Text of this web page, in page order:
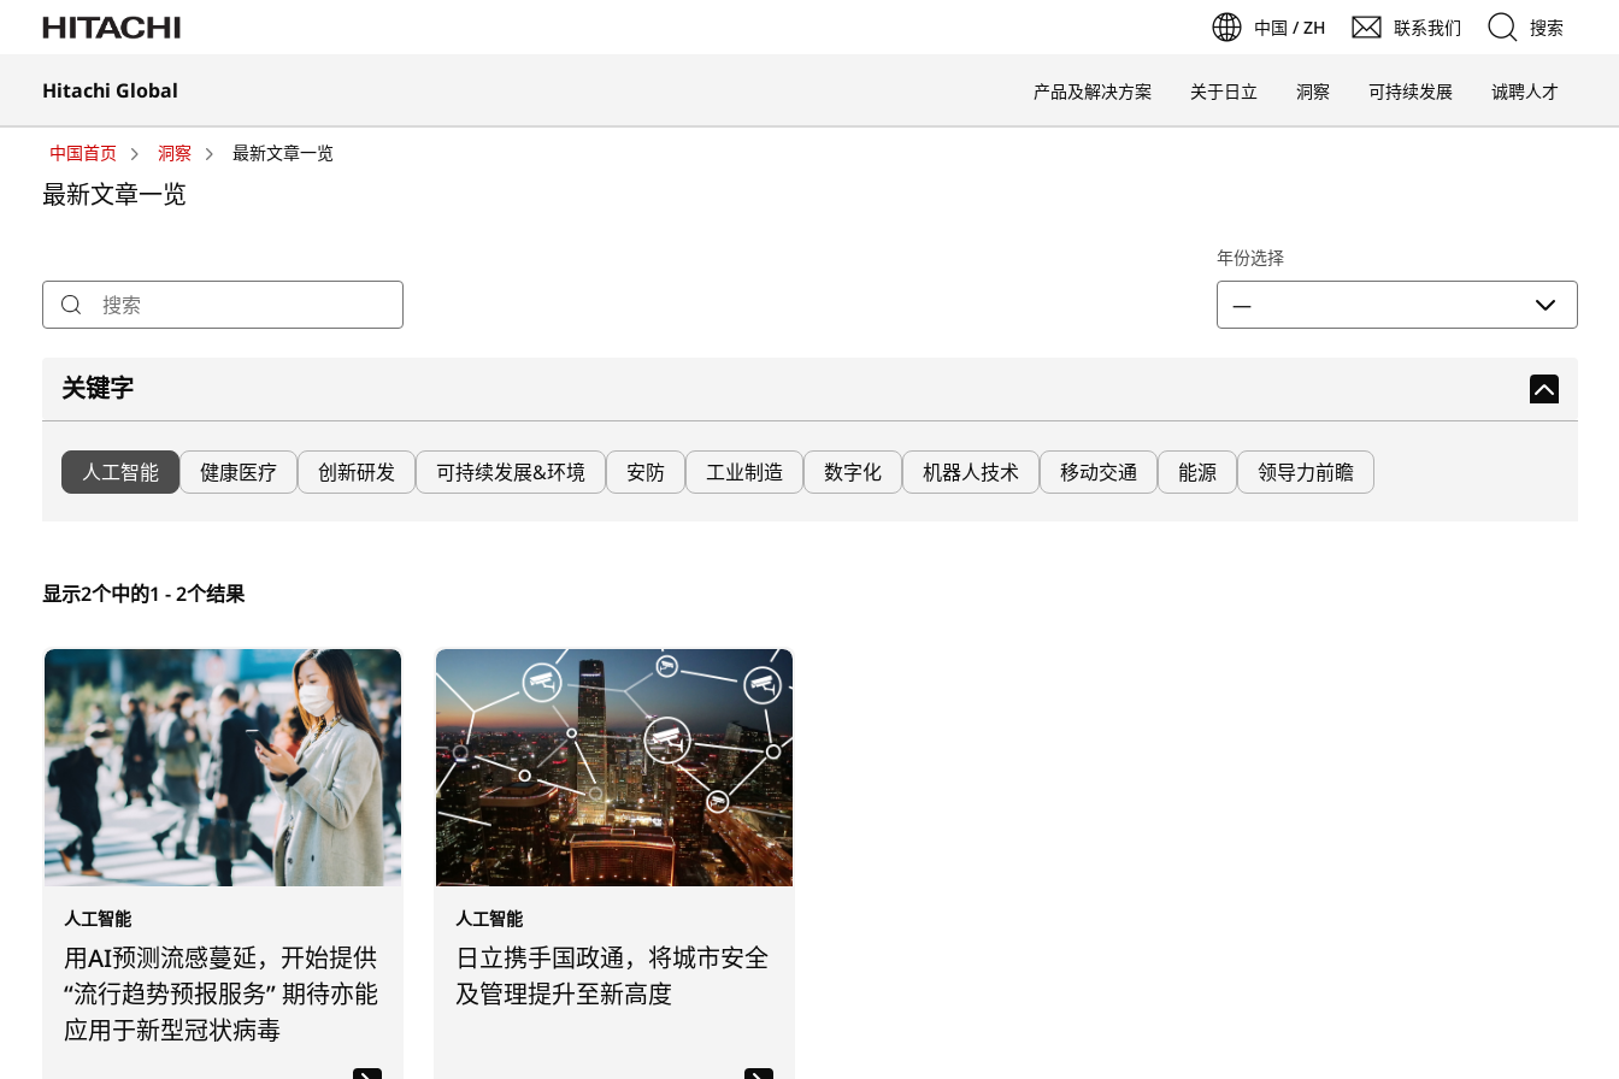
新
标
签
页
中
中国 / ZH 联系我们
在
搜索
搜索
Hitachi Global
在
新
标
签
打
产品及解决方案
在
新
标
签
页
中
打 关于日立
在
新
标
签
页
中
打 洞察 可持续发展
在
新
标
签
页
中
打 诚聘人才
在
新
标
签
页
中
打
中国首页 洞察 最新文章一览
最新文章一览
搜索
年份选择
—
关键字
人工智能 健康医疗 创新研发 可持续发展&环境 安防 工业制造 数字化 机器人技术 移动交通 能源 领导力前瞻
显示2个中的1 - 2个结果
人工智能
用AI预测流感蔓延，开始提供
“流行趋势预报服务” 期待亦能
应用于新型冠状病毒
人工智能
日立携手国政通，将城市安全
及管理提升至新高度